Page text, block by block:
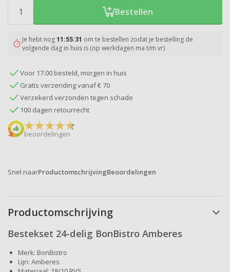
Bestellen
Je hebt nog11:55:31 om te bestellen zodat je bestelling de
volgende dag in huis is (op werkdagen ma t/m vr)
Voor 17.00 besteld, morgen in huis
Gratis verzending vanaf € 70
Verzekerd verzonden tegen schade
100 dagen retourrecht
beoordelingen
Snel naarProductomschrijvingBeoordelingen
Productomschrijving
Bestekset 24-delig BonBistro Amberes
Merk: BonBistro
Lijn: Amberes